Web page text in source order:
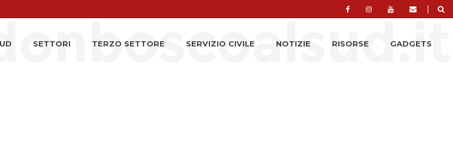
|
SETTORI TERZO SETTORE SERVIZIO CIVILE NOTIZIE RISORSE GADGETS